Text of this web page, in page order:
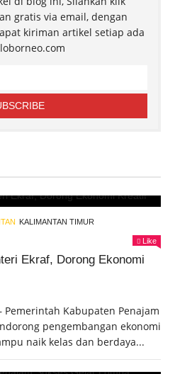
gratis via email, dengan
kiriman artikel setiap ada
KALIMANTAN TIMUR
Like
Ekraf, Dorong Ekonomi
Kabupaten Penajam
pengembangan ekonomi
naik kelas dan berdaya...